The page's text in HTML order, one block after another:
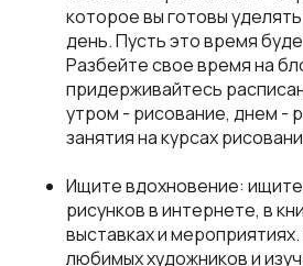
которое вы готовы
день. Пусть это время
Разбейте свое время на
придерживайтесь
утром - рисование, днем -
занятия на курсах
Ищите вдохновение:
рисунков в интернете, в
выставках и
любимых художников и